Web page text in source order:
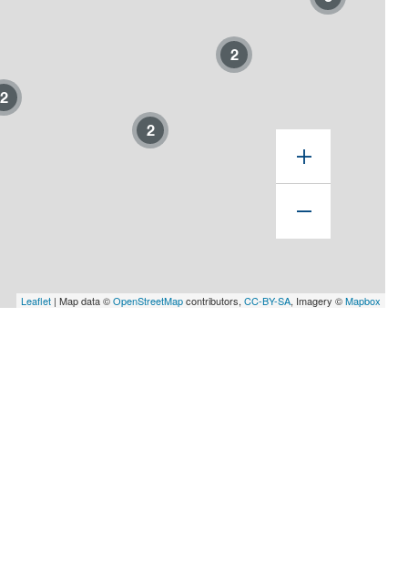
2
2
2
Leaflet | Map data ©OpenStreetMapcontributors, CC-BY-SA, Imagery ©Mapbox